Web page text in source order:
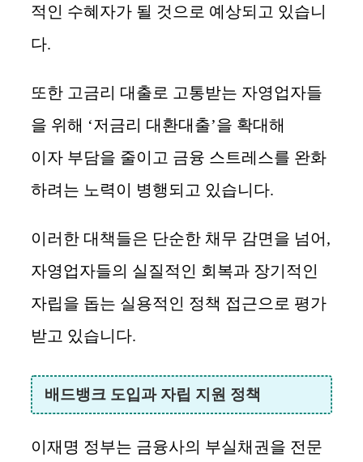
적인 수혜자가 될 것으로 예상되고 있습니
다.
또한 고금리 대출로 고통받는 자영업자들
을 위해 ‘저금리 대환대출’을 확대해
이자 부담을 줄이고 금융 스트레스를 완화
하려는 노력이 병행되고 있습니다.
이러한 대책들은 단순한 채무 감면을 넘어,
자영업자들의 실질적인 회복과 장기적인
자립을 돕는 실용적인 정책 접근으로 평가
받고 있습니다.
배드뱅크 도입과 자립 지원 정책
이재명 정부는 금융사의 부실채권을 전문